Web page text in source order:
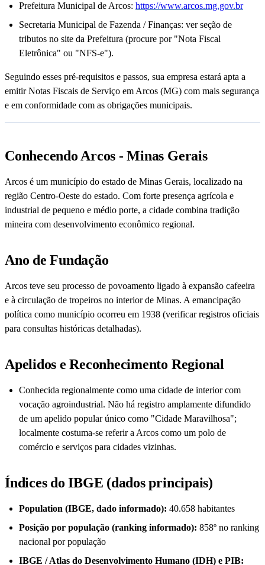
Prefeitura Municipal de Arcos: https://www.arcos.mg.gov.br
Secretaria Municipal de Fazenda / Finanças: ver seção de
tributos no site da Prefeitura (procure por "Nota Fiscal
Eletrônica" ou "NFS-e").
Seguindo esses pré-requisitos e passos, sua empresa estará apta a
emitir Notas Fiscais de Serviço em Arcos (MG) com mais segurança
e em conformidade com as obrigações municipais.
Conhecendo Arcos - Minas Gerais
Arcos é um município do estado de Minas Gerais, localizado na
região Centro-Oeste do estado. Com forte presença agrícola e
industrial de pequeno e médio porte, a cidade combina tradição
mineira com desenvolvimento econômico regional.
Ano de Fundação
Arcos teve seu processo de povoamento ligado à expansão cafeeira
e à circulação de tropeiros no interior de Minas. A emancipação
política como município ocorreu em 1938 (verificar registros oficiais
para consultas históricas detalhadas).
Apelidos e Reconhecimento Regional
Conhecida regionalmente como uma cidade de interior com
vocação agroindustrial. Não há registro amplamente difundido
de um apelido popular único como "Cidade Maravilhosa";
localmente costuma-se referir a Arcos como um polo de
comércio e serviços para cidades vizinhas.
Índices do IBGE (dados principais)
Population (IBGE, dado informado): 40.658 habitantes
Posição por população (ranking informado): 858º no ranking
nacional por população
IBGE / Atlas do Desenvolvimento Humano (IDH) e PIB: